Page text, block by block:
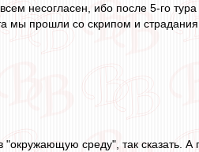
несогласен, ибо после 5-го
мы прошли со скрипом и
среду", так сказать.